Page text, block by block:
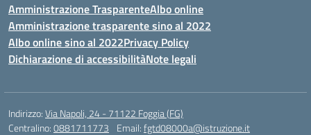
Amministrazione TrasparenteAlbo online
Amministrazione trasparente sino al 2022
Albo online sino al 2022Privacy Policy
Dichiarazione di accessibilitàNote legali
Indirizzo:Via Napoli, 24 - 71122 Foggia (FG)
Centralino:0881711773 Email:fgtd08000a@istruzione.it